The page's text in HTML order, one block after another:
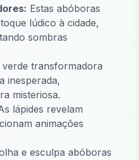
Estas abóboras
lúdico à cidade,
sombras
verde transformadora
inesperada,
misteriosa.
lápides revelam
animações
e esculpa abóboras